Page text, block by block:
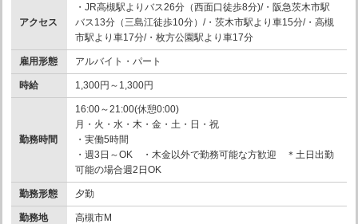
アクセス
・JR高槻駅よりバス26分（西面口徒歩8分)/・阪急茨木市駅
バス13分（三島江徒歩10分）/・茨木市駅より車15分/・高槻
市駅より車17分/・枚方公園駅より車17分
雇用形態 アルバイト・パート
時給 1,300円～1,300円
勤務時間
16:00～21:00(休憩0:00)
月・火・水・木・金・土・日・祝
・実働5時間
・週3日～OK ・木金以外で勤務可能な方歓迎 ＊土日出勤
可能の場合週2日OK
勤務形態 夕勤
勤務地 高槻市M